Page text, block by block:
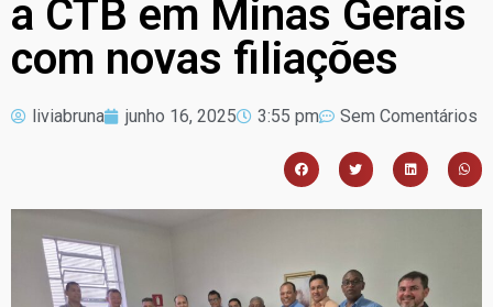
a CTB em Minas Gerais
com novas filiações
liviabruna junho 16, 2025 3:55 pm Sem Comentários